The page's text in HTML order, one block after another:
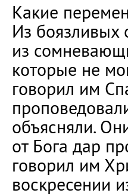
Какие
Из боязливых
из
которые не
говорил им
объясняли.
от Бога дар
говорил им
воскресении